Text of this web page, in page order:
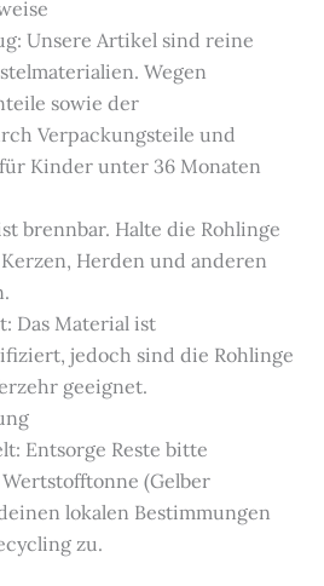
Unsere Artikel sind reine
Wegen
sowie der
Verpackungsteile und
Kinder unter 36 Monaten
brennbar. Halte die Rohlinge
Herden und anderen
Das Material ist
jedoch sind die Rohlinge
geeignet.
Entsorge Reste bitte
(Gelber
lokalen Bestimmungen
zu.